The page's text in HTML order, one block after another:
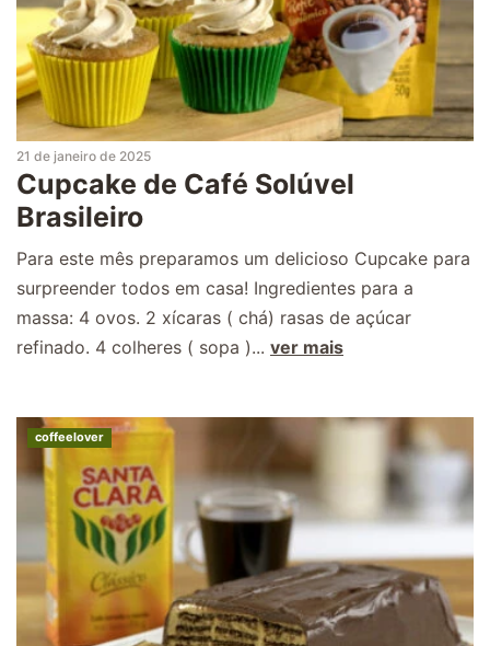
21 de janeiro de 2025
Cupcake de Café Solúvel
Brasileiro
Para este mês preparamos um delicioso Cupcake para
surpreender todos em casa! Ingredientes para a
massa: 4 ovos. 2 xícaras ( chá) rasas de açúcar
refinado. 4 colheres ( sopa )... ver mais
coffeelover